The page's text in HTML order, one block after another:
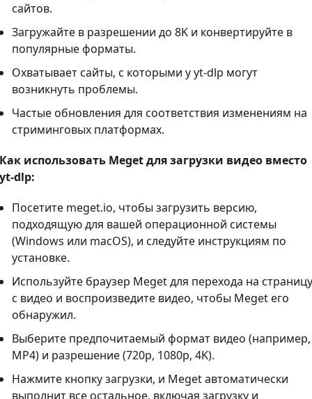
сайтов.
Загружайте в разрешении до 8K и конвертируйте в
популярные форматы.
Охватывает сайты, с которыми у yt-dlp могут
возникнуть проблемы.
Частые обновления для соответствия изменениям на
стриминговых платформах.
Как использовать Meget для загрузки видео вместо
yt-dlp:
Посетите meget.io, чтобы загрузить версию,
подходящую для вашей операционной системы
(Windows или macOS), и следуйте инструкциям по
установке.
Используйте браузер Meget для перехода на страницу
с видео и воспроизведите видео, чтобы Meget его
обнаружил.
Выберите предпочитаемый формат видео (например,
MP4) и разрешение (720p, 1080p, 4K).
Нажмите кнопку загрузки, и Meget автоматически
выполнит все остальное, включая загрузку и